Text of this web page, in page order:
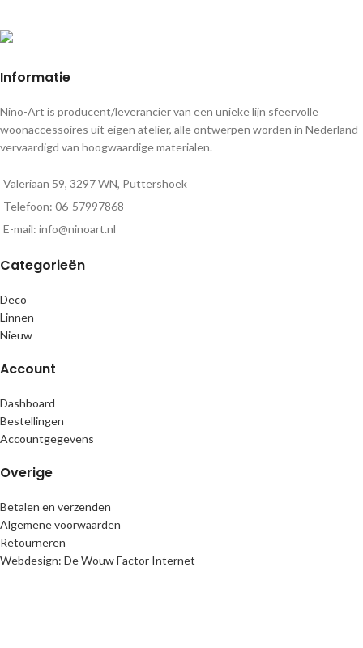
Informatie
Nino-Art is producent/leverancier van een unieke lijn sfeervolle
woonaccessoires uit eigen atelier, alle ontwerpen worden in Nederland
vervaardigd van hoogwaardige materialen.
Valeriaan 59, 3297 WN, Puttershoek
Telefoon: 06-57997868
E-mail: info@ninoart.nl
Categorieën
Deco
Linnen
Nieuw
Account
Dashboard
Bestellingen
Accountgegevens
Overige
Betalen en verzenden
Algemene voorwaarden
Retourneren
Webdesign: De Wouw Factor Internet